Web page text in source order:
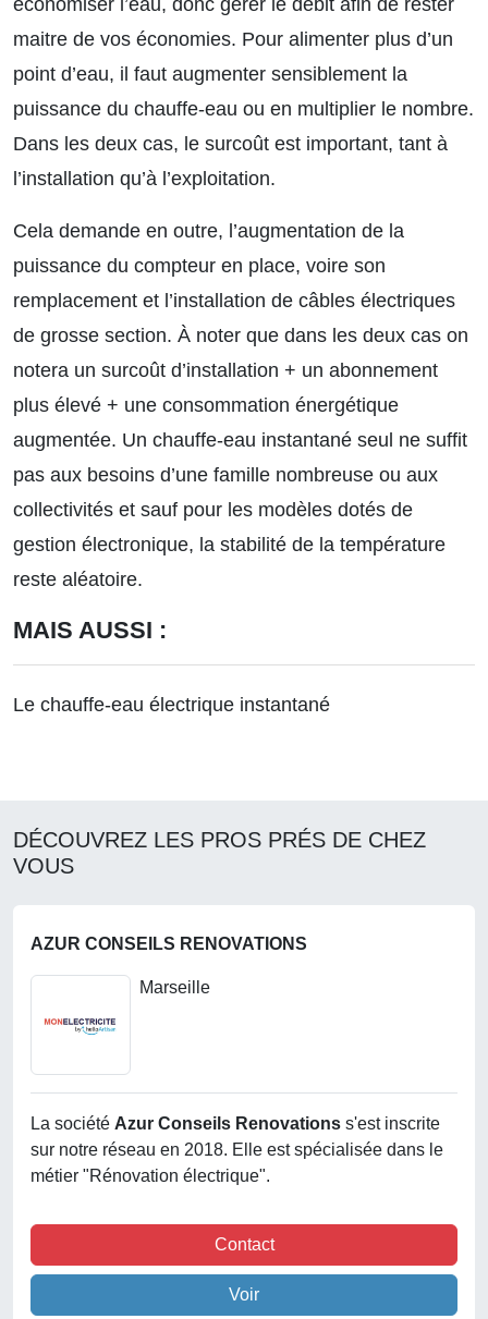
maitre de vos économies. Pour alimenter plus d’un
point d’eau, il faut augmenter sensiblement la
puissance du chauffe-eau ou en multiplier le nombre.
Dans les deux cas, le surcoût est important, tant à
l’installation qu’à l’exploitation.
Cela demande en outre, l’augmentation de la
puissance du compteur en place, voire son
remplacement et l’installation de câbles électriques
de grosse section. À noter que dans les deux cas on
notera un surcoût d’installation + un abonnement
plus élevé + une consommation énergétique
augmentée. Un chauffe-eau instantané seul ne suffit
pas aux besoins d’une famille nombreuse ou aux
collectivités et sauf pour les modèles dotés de
gestion électronique, la stabilité de la température
reste aléatoire.
MAIS AUSSI :
Le chauffe-eau électrique instantané
DÉCOUVREZ LES PROS PRÉS DE CHEZ
VOUS
AZUR CONSEILS RENOVATIONS
Marseille
La société Azur Conseils Renovations s'est inscrite
sur notre réseau en 2018. Elle est spécialisée dans le
métier "Rénovation électrique".
Contact
Voir